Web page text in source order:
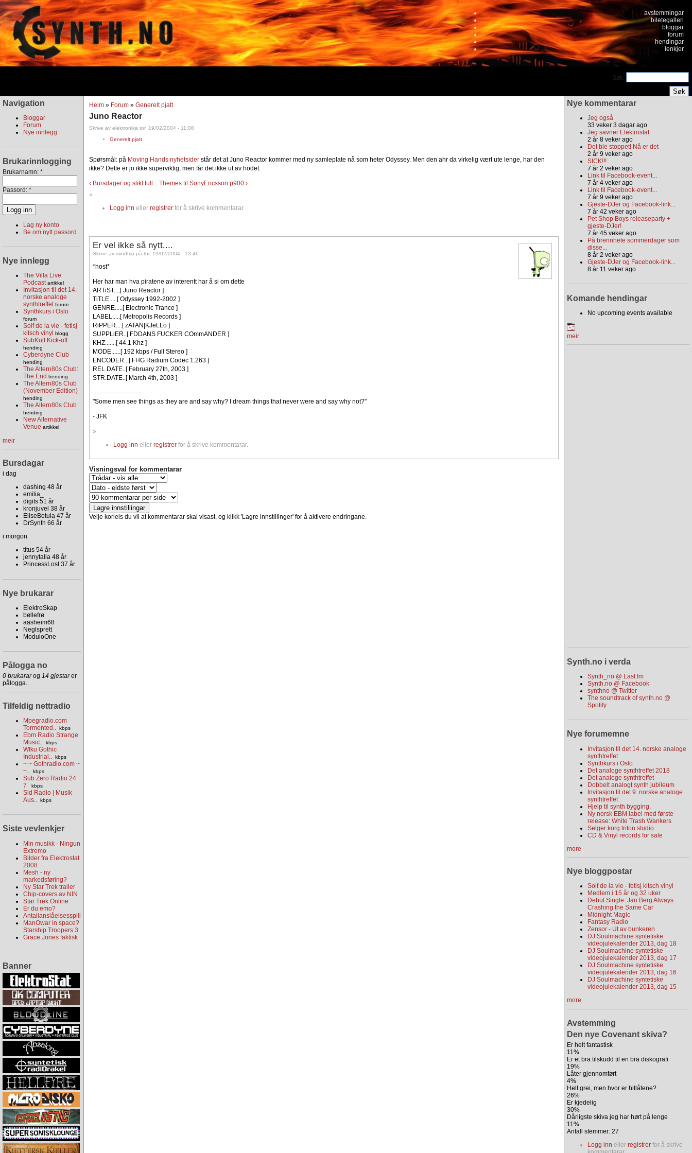
avstemmingar
biletegalleri
bloggar
forum
hendingar
lenkjer
Søk:
Navigation
Bloggar
Forum
Nye innlegg
Brukarinnlogging
Brukarnamn: *
Passord: *
Lag ny konto
Be om nytt passord
Nye innlegg
The Villa Live
Podcastartikkel
Invitasjon til det 14.
norske analoge
synthtreffet forum
Synthkurs i Oslo
forum
Soif de la vie - fetisj
kitsch vinyl
blogg
SubKult Kick-off
hending
Cyberdyne Club
hending
The Altern80s Club:
The End hending
The Altern80s Club
(November Edition)
hending
The Altern80s Club
hending
New Alternative
Venue artikkel
meir
Bursdagar
i dag
dashing 48 år
emilia_
digits 51 år
kronjuvel 38 år
EliseBetula 47 år
DrSynth 66 år
i morgon
titus 54 år
jennytalia 48 år
PrincessLost 37 år
Nye brukarar
ElektroSkap
bøllefrø
aasheim68
Neglsprett
ModuloOne
Pålogga no
0 brukararog 14 gjestarer
pålogga.
Tilfeldig nettradio
Mpegradio.com
Tormented.. kbps
Ebm Radio Strange
Music.. kbps
Wfku Gothic
Industrial.. kbps
~ ~ Gothradio.com ~
~.. kbps
Sub Zero Radio 24
7
kbps
Sld Radio | Musik
Aus.. kbps
Siste vevlenkjer
Min musikk - Ningun
Extremo
Bilder fra Elektrostat
2008
Mesh - ny
markedsføring?
Ny Star Trek trailer
Chip-covers av NIN
Star Trek Online
Er du emo?
Antallanslåelsesspill
ManOwar in space?
Starship Troopers 3
Grace Jones faktisk
Banner
Heim » Forum » Generelt pjatt
Juno Reactor
Skrive av elektronika tor, 19/02/2004 - 11:08
Generelt pjatt
Spørsmål: på Moving Hands nyhetsider står det at Juno Reactor kommer med ny samleplate nå som heter Odyssey. Men den ahr da virkelig vært ute lenge, har den
ikke? Dette er jo ikke superviktig, men får det ikke ut av hodet.
‹ Bursdager og slikt tull... Themes til SonyEricsson p900 ›
»
Logg inn eller registrer for å skrive kommentarar.
Er vel ikke så nytt....
Skrive av mindtrip på tor, 19/02/2004 - 13:46.
*host*
Her har man hva piratene av interentt har å si om dette
ARTiST....[ Juno Reactor ]
TiTLE.....[ Odyssey 1992-2002 ]
GENRE.....[ Electronic Trance ]
LABEL.....[ Metropolis Records ]
RiPPER....[ zATAN|KJeLLo ]
SUPPLiER..[ FDDANS FUCKER COmmANDER ]
KHZ.......[ 44.1 Khz ]
MODE......[ 192 kbps / Full Stereo ]
ENCODER...[ FHG Radium Codec 1.263 ]
REL.DATE..[ February 27th, 2003 ]
STR.DATE..[ March 4th, 2003 ]
------------------------
"Some men see things as they are and say why? I dream things that never were and say why not?"
- JFK
»
Logg inn ellerregistrer for å skrive kommentarar.
Visningsval for kommentarar
Velje korleis du vil at kommentarar skal visast, og klikk 'Lagre innstillinger' for å aktivere endringane.
Nye kommentarar
Jeg også
33 veker 3 dagar ago
Jeg savner Elektrostat
2 år 8 veker ago
Det ble stoppet! Nå er det
2 år 9 veker ago
SICK!!!
7 år 2 veker ago
Link til Facebook-event...
7 år 4 veker ago
Link til Facebook-event...
7 år 9 veker ago
Gjeste-DJer og Facebook-link...
7 år 42 veker ago
Pet Shop Boys releaseparty +
gjeste-DJer!
7 år 45 veker ago
På brennhete sommerdager som
disse...
8 år 2 veker ago
Gjeste-DJer og Facebook-link...
8 år 11 veker ago
Komande hendingar
No upcoming events available
meir
Synth.no i verda
Synth_no @ Last.fm
Synth.no @ Facebook
synthno @ Twitter
The soundtrack of synth.no @
Spotify
Nye forumemne
Invitasjon til det 14. norske analoge
synthtreffet
Synthkurs i Oslo
Det analoge synthtreffet 2018
Det analoge synthtreffet
Dobbelt analogt synth jubileum
Invitasjon til det 9. norske analoge
synthtreffet
Hjelp til synth bygging.
Ny norsk EBM label med første
release: White Trash Wankers
Selger korg triton studio
CD & Vinyl records for sale
more
Nye bloggpostar
Soif de la vie - fetisj kitsch vinyl
Medlem i 15 år og 32 uker
Debut Single: Jan Berg Always
Crashing the Same Car
Midnight Magic
Fantasy Radio
Zensor - Ut av bunkeren
DJ Soulmachine syntetiske
videojulekalender 2013, dag 18
DJ Soulmachine syntetiske
videojulekalender 2013, dag 17
DJ Soulmachine syntetiske
videojulekalender 2013, dag 16
DJ Soulmachine syntetiske
videojulekalender 2013, dag 15
more
Avstemming
Den nye Covenant skiva?
Er helt fantastisk
11%
Er et bra tilskudd til en bra diskografi
19%
Låter gjennomført
4%
Helt grei, men hvor er hitlåtene?
26%
Er kjedelig
30%
Dårligste skiva jeg har hørt på lenge
11%
Antall stemmer: 27
Logg inn eller registrer for å skrive